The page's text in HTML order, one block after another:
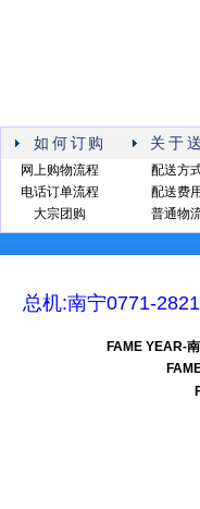
如何订购 关于
网上购物流程
电话订单流程
大宗团购
配送方
配送费用
普通物
总机:南宁0771-
FAME YEAR-